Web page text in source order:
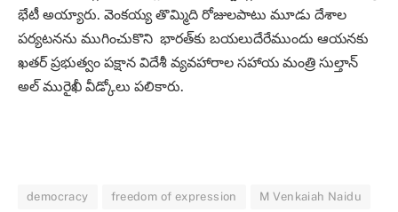
భేటీ అయ్యారు. వెంకయ్య తొమ్మిది రోజులపాటు మూడు దేశాల
పర్యటనను ముగించుకొని భారత్‌కు బయలుదేరేముందు ఆయనకు
ఖతర్‌ ప్రభుత్వం పక్షాన విదేశీ వ్యవహారాల సహాయ మంత్రి సుల్తాన్‌
అల్‌ మురైఖీ వీడ్కోలు పలికారు.
democracy freedom of expression M Venkaiah Naidu